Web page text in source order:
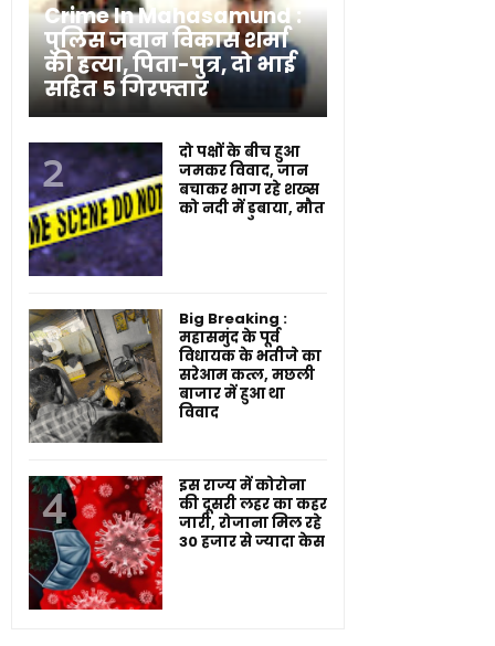
Crime In Mahasamund :
पुलिस जवान विकास शर्मा
की हत्या, पिता-पुत्र, दो भाई
सहित 5 गिरफ्तार
दो पक्षों के बीच हुआ
जमकर विवाद, जान
बचाकर भाग रहे शख्स
को नदी में डुबाया, मौत
Big Breaking :
महासमुंद के पूर्व
विधायक के भतीजे का
सरेआम कत्ल, मछली
बाजार में हुआ था
विवाद
इस राज्य में कोरोना
की दूसरी लहर का कहर
जारी, रोजाना मिल रहे
30 हजार से ज्यादा केस